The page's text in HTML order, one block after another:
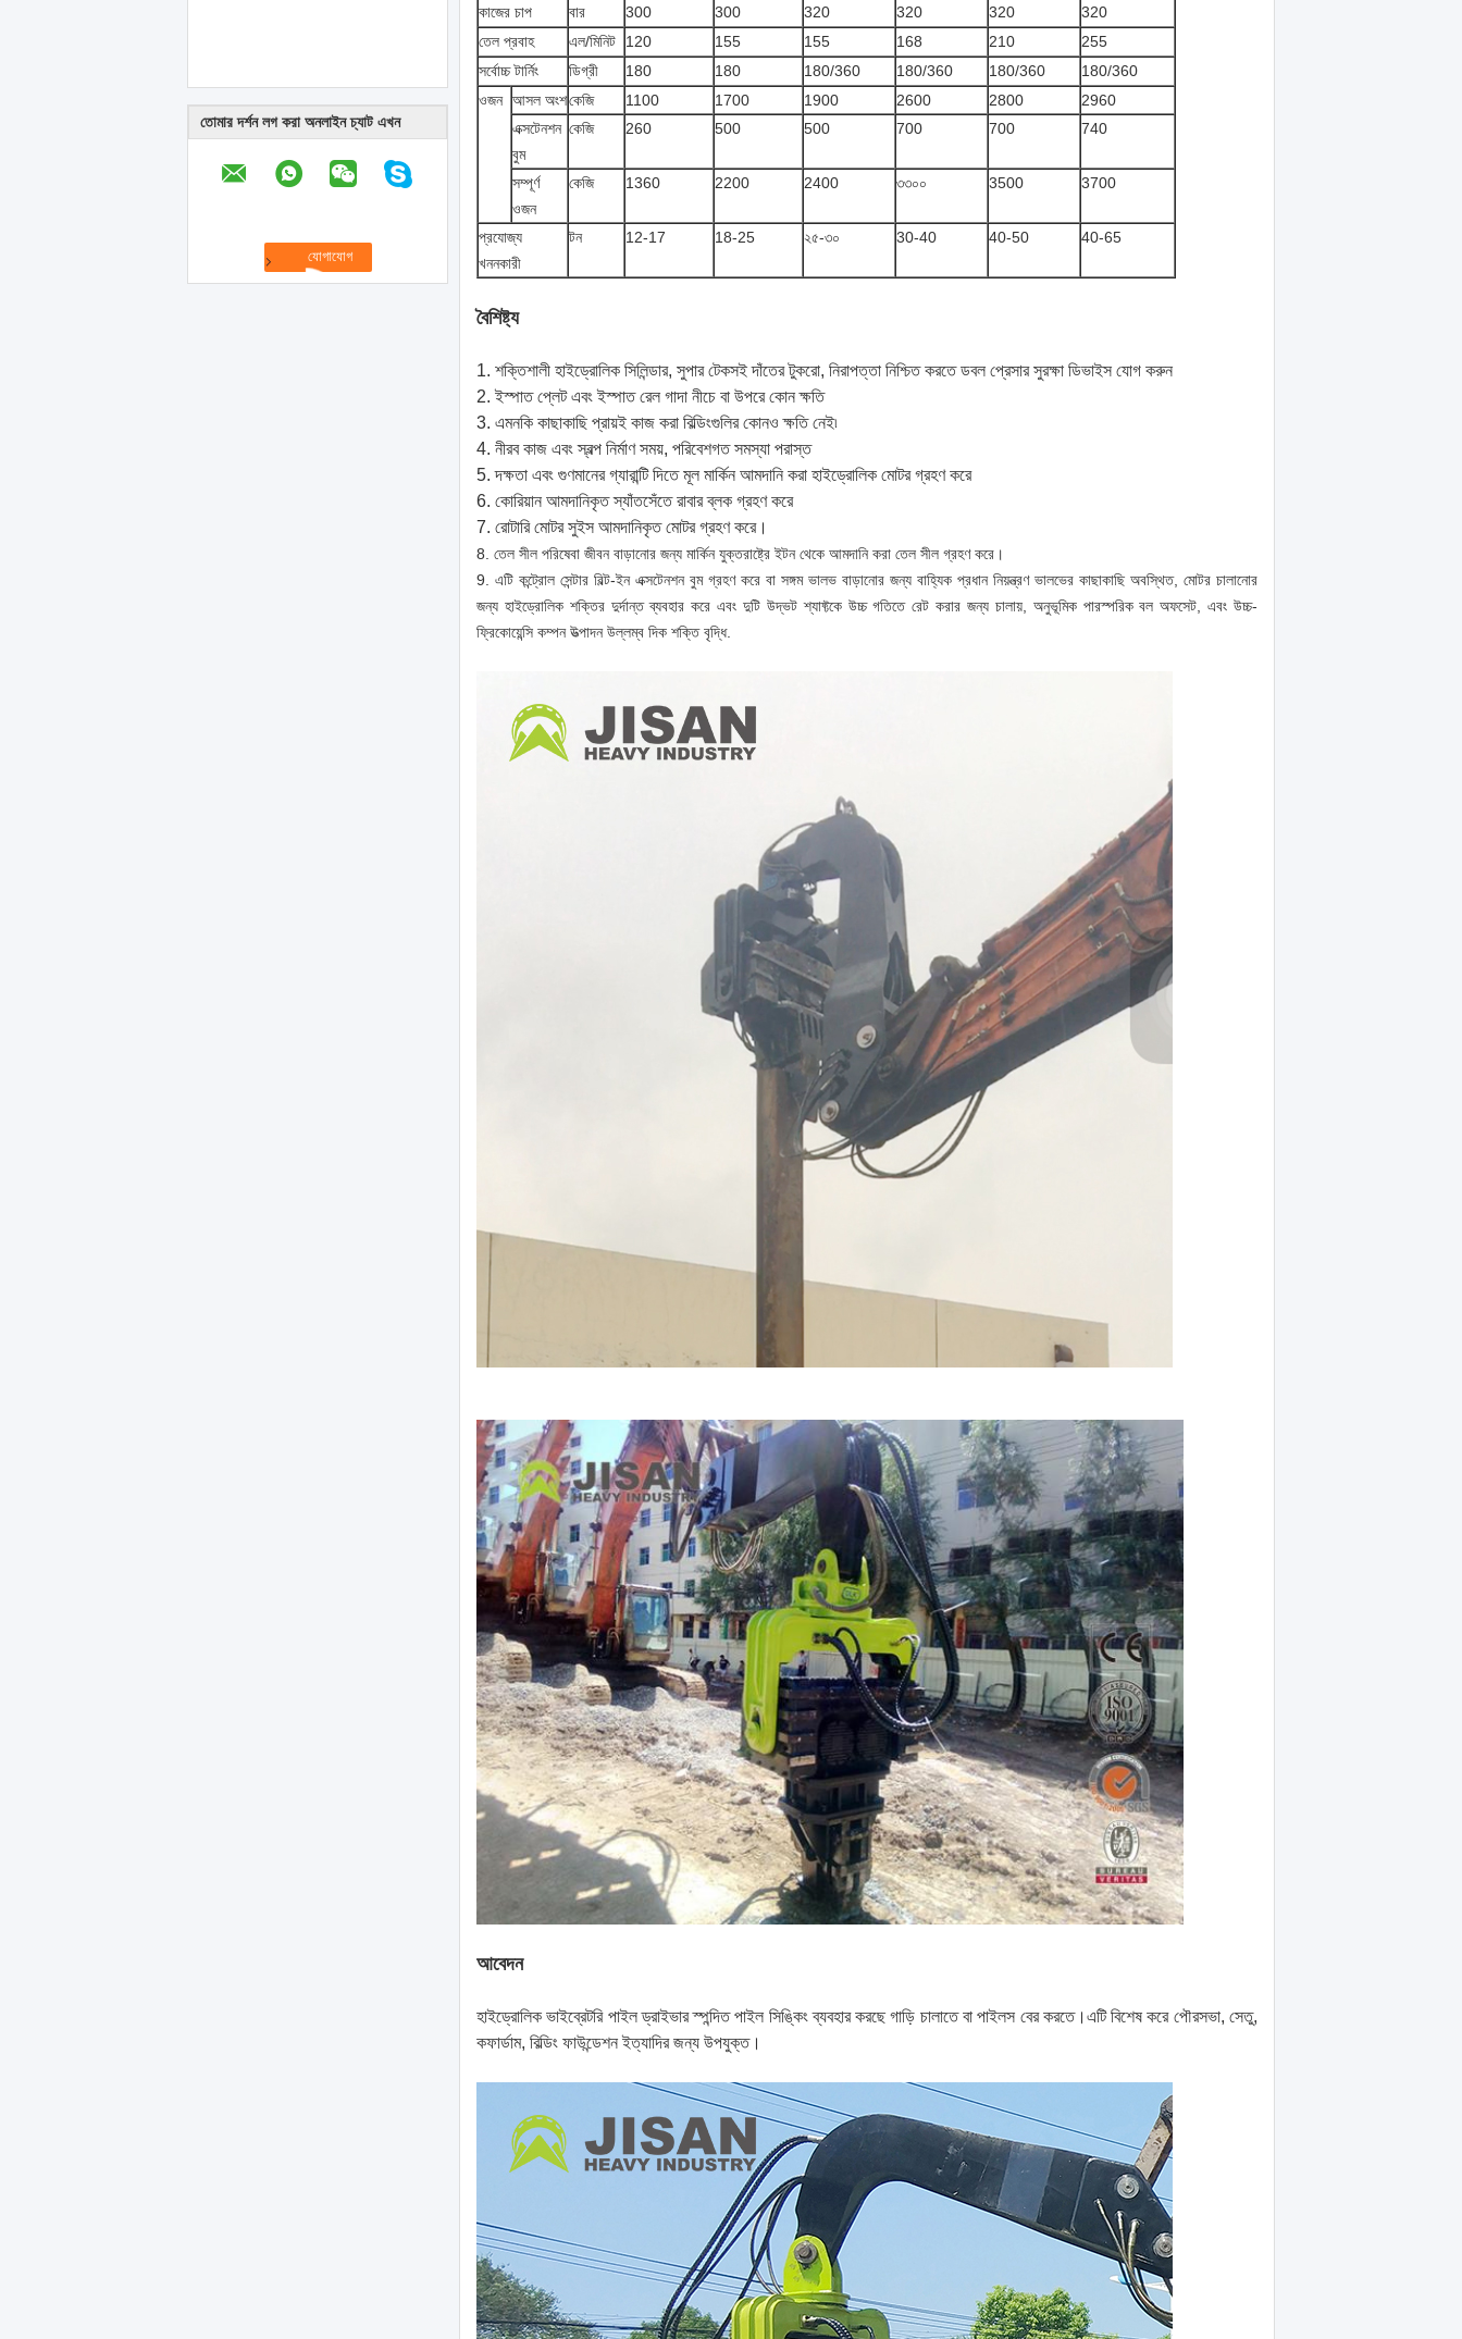
তোমার দর্শন লগ করা অনলাইন চ্যাট এখন
কাজের চাপ
বার 300 300 320 320 320
320
তেল প্রবাহ
এল/মিনিট 120 155 155 168 210
255
সর্বোচ্চ টার্নিং
ডিগ্রী 180 180 180/360 180/360 180/360
180/360
ওজন আসল অংশকেজি 1100 1700 1900 2600 2800
2960
এক্সটেনশন
বুম
কেজি 260 500 500 700 700 740
সম্পূর্ণ
ওজন
কেজি 1360 2200 2400 ৩৩০০ 3500 3700
প্রযোজ্য
খননকারী
টন 12-17 18-25 ২৫-৩০ 30-40 40-50 40-65
বৈশিষ্ট্য
1. শক্তিশালী হাইড্রোলিক সিলিন্ডার, সুপার টেকসই দাঁতের টুকরো, নিরাপত্তা নিশ্চিত করতে ডবল প্রেসার সুরক্ষা ডিভাইস যোগ করুন
2. ইস্পাত প্লেট এবং ইস্পাত রেল গাদা নীচে বা উপরে কোন ক্ষতি
3. এমনকি কাছাকাছি প্রায়ই কাজ করা বিল্ডিংগুলির কোনও ক্ষতি নেই৷
4. নীরব কাজ এবং স্বল্প নির্মাণ সময়, পরিবেশগত সমস্যা পরাস্ত
5. দক্ষতা এবং গুণমানের গ্যারান্টি দিতে মূল মার্কিন আমদানি করা হাইড্রোলিক মোটর গ্রহণ করে
6. কোরিয়ান আমদানিকৃত স্যাঁতসেঁতে রাবার ব্লক গ্রহণ করে
7. রোটারি মোটর সুইস আমদানিকৃত মোটর গ্রহণ করে।
8. তেল সীল পরিষেবা জীবন বাড়ানোর জন্য মার্কিন যুক্তরাষ্ট্রে ইটন থেকে আমদানি করা তেল সীল গ্রহণ করে।
9. এটি কন্ট্রোল সেন্টার বিল্ট-ইন এক্সটেনশন বুম গ্রহণ করে বা সঙ্গম ভালভ বাড়ানোর জন্য বাহ্যিক প্রধান নিয়ন্ত্রণ ভালভের কাছাকাছি অবস্থিত, মোটর চালানোর
জন্য হাইড্রোলিক শক্তির দুর্দান্ত ব্যবহার করে এবং দুটি উদ্ভট শ্যাফ্টকে উচ্চ গতিতে রেট করার জন্য চালায়, অনুভূমিক পারস্পরিক বল অফসেট, এবং উচ্চ-
ফ্রিকোয়েন্সি কম্পন উত্পাদন উল্লম্ব দিক শক্তি বৃদ্ধি.
আবেদন
হাইড্রোলিক ভাইব্রেটরি পাইল ড্রাইভার স্পন্দিত পাইল সিঙ্কিং ব্যবহার করছে গাড়ি চালাতে বা পাইলস বের করতে।এটি বিশেষ করে পৌরসভা, সেতু,
কফার্ডাম, বিল্ডিং ফাউন্ডেশন ইত্যাদির জন্য উপযুক্ত।